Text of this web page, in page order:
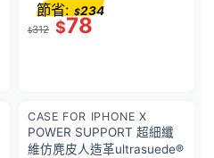
$312 $78
節省: $234
CASE FOR IPHONE X
POWER SUPPORT 超細纖
維仿麂皮人造革ultrasuede®